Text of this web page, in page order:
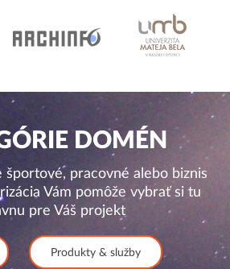
DOMÉN
pracovné alebo biznis
Vám pomôže vybrať si tu
pre Váš projekt
Produkty & služby